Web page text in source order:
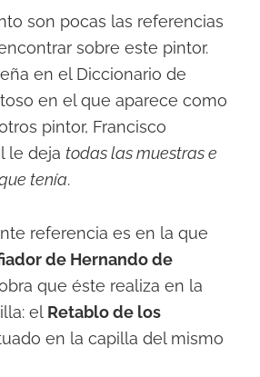
son pocas las referencias
sobre este pintor.
en el Diccionario de
en el que aparece como
pintor, Francisco
le deja todas las muestras e
tenía.
referencia es en la que
de Hernando de
que éste realiza en la
el Retablo de los
en la capilla del mismo